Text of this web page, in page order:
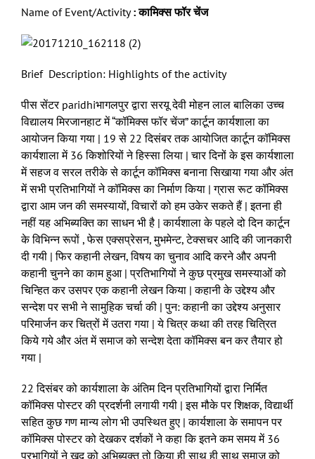
Name of Event/Activity: कामिक्स फॉर चेंज
Brief Description: Highlights of the activity
पीस सेंटर paridhiभागलपुर द्वारा सरयू देवी मोहन लाल बालिका उच्च
विद्यालय मिरजानहाट में “कॉमिक्स फॉर चेंज” कार्टून कार्यशाला का
आयोजन किया गया | 19 से 22 दिसंबर तक आयोजित कार्टून कॉमिक्स
कार्यशाला में 36 किशोरियों ने हिस्सा लिया | चार दिनों के इस कार्यशाला
में सहज व सरल तरीके से कार्टून कॉमिक्स बनाना सिखाया गया और अंत
में सभी प्रतिभागियों ने कॉमिक्स का निर्माण किया | ग्रास रूट कॉमिक्स
द्वारा आम जन की समस्यायों, विचारों को हम उकेर सकते हैं | इतना ही
नहीं यह अभिब्यक्ति का साधन भी है | कार्यशाला के पहले दो दिन कार्टून
के विभिन्न रूपों , फेस एक्सप्रेसन, मुभमेन्ट, टेक्सचर आदि की जानकारी
दी गयी | फिर कहानी लेखन, विषय का चुनाव आदि करने और अपनी
कहानी चुनने का काम हुआ | प्रतिभागियों ने कुछ प्रमुख समस्याओं को
चिन्हित कर उसपर एक कहानी लेखन किया | कहानी के उद्देश्य और
सन्देश पर सभी ने सामुहिक चर्चा की | पुन: कहानी का उद्देश्य अनुसार
परिमार्जन कर चित्रों में उतरा गया | ये चित्र कथा की तरह चित्रित
किये गये और अंत में समाज को सन्देश देता कॉमिक्स बन कर तैयार हो
गया |
22 दिसंबर को कार्यशाला के अंतिम दिन प्रतिभागियों द्वारा निर्मित
कॉमिक्स पोस्टर की प्रदर्शनी लगायी गयी | इस मौके पर शिक्षक, विद्यार्थी
सहित कुछ गण मान्य लोग भी उपस्थित हुए | कार्यशाला के समापन पर
कॉमिक्स पोस्टर को देखकर दर्शकों ने कहा कि इतने कम समय में 36
प्रभागियों ने खुद को अभिब्यक्त तो किया ही साथ ही साथ समाज को